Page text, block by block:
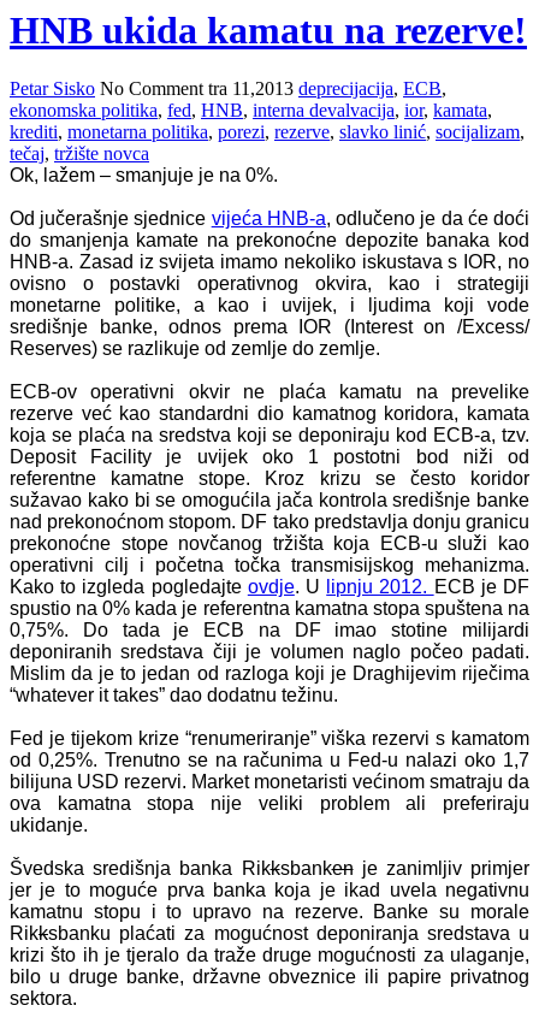
HNB ukida kamatu na rezerve!
Petar Sisko No Comment tra 11,2013 deprecijacija, ECB,
ekonomska politika, fed, HNB, interna devalvacija, ior, kamata,
krediti, monetarna politika, porezi, rezerve, slavko linić, socijalizam,
tečaj, tržište novca
Ok, lažem – smanjuje je na 0%.
Od jučerašnje sjednice vijeća HNB-a, odlučeno je da će doći
do smanjenja kamate na prekonoćne depozite banaka kod
HNB-a. Zasad iz svijeta imamo nekoliko iskustava s IOR, no
ovisno o postavki operativnog okvira, kao i strategiji
monetarne politike, a kao i uvijek, i ljudima koji vode
središnje banke, odnos prema IOR (Interest on /Excess/
Reserves) se razlikuje od zemlje do zemlje.
ECB-ov operativni okvir ne plaća kamatu na prevelike
rezerve već kao standardni dio kamatnog koridora, kamata
koja se plaća na sredstva koji se deponiraju kod ECB-a, tzv.
Deposit Facility je uvijek oko 1 postotni bod niži od
referentne kamatne stope. Kroz krizu se često koridor
sužavao kako bi se omogućila jača kontrola središnje banke
nad prekonoćnom stopom. DF tako predstavlja donju granicu
prekonoćne stope novčanog tržišta koja ECB-u služi kao
operativni cilj i početna točka transmisijskog mehanizma.
Kako to izgleda pogledajte ovdje. U lipnju 2012. ECB je DF
spustio na 0% kada je referentna kamatna stopa spuštena na
0,75%. Do tada je ECB na DF imao stotine milijardi
deponiranih sredstava čiji je volumen naglo počeo padati.
Mislim da je to jedan od razloga koji je Draghijevim riječima
“whatever it takes” dao dodatnu težinu.
Fed je tijekom krize “renumeriranje” viška rezervi s kamatom
od 0,25%. Trenutno se na računima u Fed-u nalazi oko 1,7
bilijuna USD rezervi. Market monetaristi većinom smatraju da
ova kamatna stopa nije veliki problem ali preferiraju
ukidanje.
Švedska središnja banka Rikksbankenje zanimljiv primjer
jer je to moguće prva banka koja je ikad uvela negativnu
kamatnu stopu i to upravo na rezerve. Banke su morale
Rikksbanku plaćati za mogućnost deponiranja sredstava u
krizi što ih je tjeralo da traže druge mogućnosti za ulaganje,
bilo u druge banke, državne obveznice ili papire privatnog
sektora.